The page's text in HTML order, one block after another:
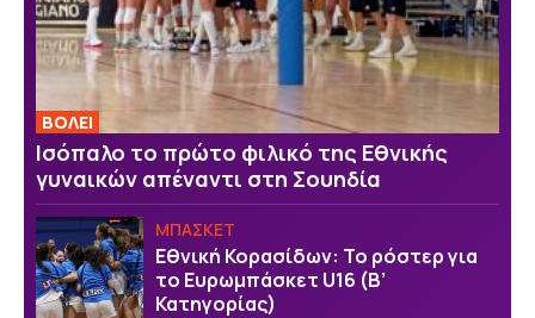
ΒOΛΕΙ
Ισόπαλο το πρώτο φιλικό της Εθνικής
γυναικών απέναντι στη Σουηδία
ΜΠΑΣΚΕΤ
Εθνική Κορασίδων: Το ρόστερ για
το Ευρωμπάσκετ U16 (B’
Κατηγορίας)